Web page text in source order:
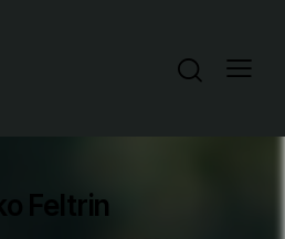
Feltrin